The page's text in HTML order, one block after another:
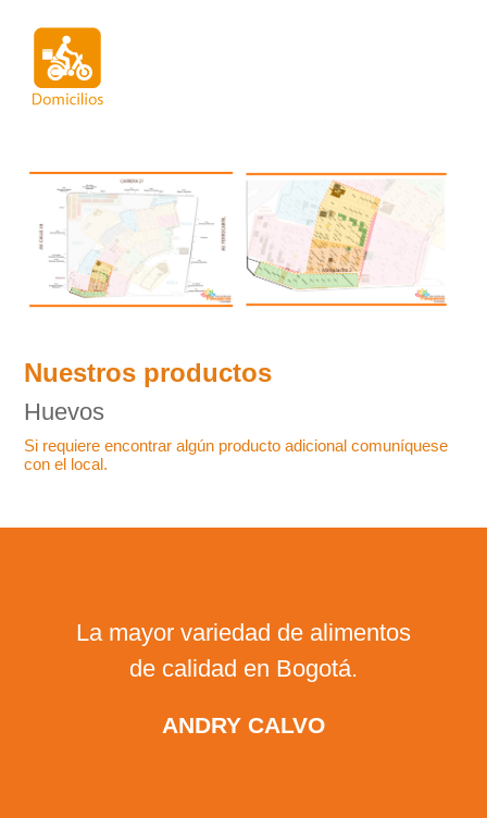
Nuestros productos
Huevos
Si requiere encontrar algún producto adicional comuníquese
con el local.
La mayor variedad de alimentos
de calidad en Bogotá.
ANDRY CALVO